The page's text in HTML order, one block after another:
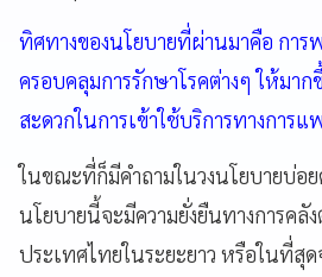
ทิศทางของนโยบายที่ผ่านมาคือ การ
ครอบคลุมการรักษาโรคต่างๆ ให้มาก
สะดวกในการเข้าใช้บริการทางการแ
ในขณะที่ก็มีคำถามในวงนโยบายบ่อย
นโยบายนี้จะมีความยั่งยืนทางการคลั
ประเทศไทยในระยะยาว หรือในที่สุด